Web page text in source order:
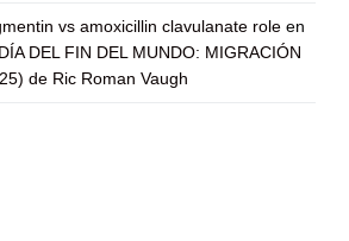
vs amoxicillin clavulanate role en
DEL FIN DEL MUNDO: MIGRACIÓN
de Ric Roman Vaugh